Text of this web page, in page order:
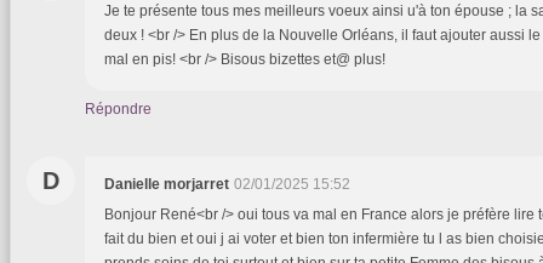
Je te présente tous mes meilleurs voeux ainsi u'à ton épouse ; la
deux ! <br /> En plus de la Nouvelle Orléans, il faut ajouter aussi
mal en pis! <br /> Bisous bizettes et@ plus!
Répondre
D Danielle morjarret 02/01/2025 15:52
Bonjour René<br /> oui tous va mal en France alors je préfère lire
fait du bien et oui j ai voter et bien ton infermière tu l as bien